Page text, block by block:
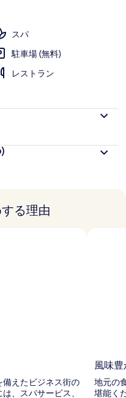
スパ
駐車場 (無料)
レストラン
る理由
えたビジネス街の
、スパサービス、
風味
地元の
堪能く